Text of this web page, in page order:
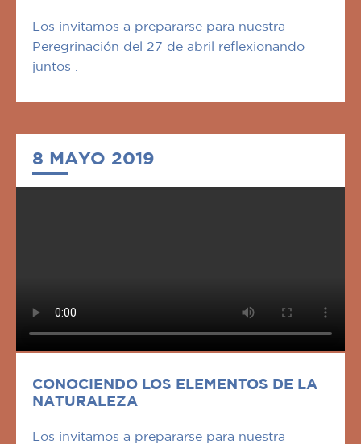
Los invitamos a prepararse para nuestra
Peregrinación del 27 de abril reflexionando
juntos .
8 MAYO 2019
CONOCIENDO LOS ELEMENTOS DE LA
NATURALEZA
Los invitamos a prepararse para nuestra